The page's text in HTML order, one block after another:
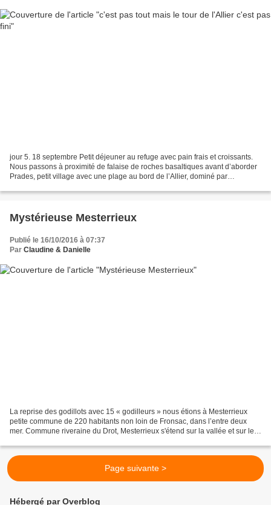
jour 5. 18 septembre Petit déjeuner au refuge avec pain frais et croissants.
Nous passons à proximité de falaise de roches basaltiques avant d’aborder
Prades, petit village avec une plage au bord de l’Allier, dominé par
Mystérieuse Mesterrieux
Publié le 16/10/2016 à 07:37
Par Claudine & Danielle
La reprise des godillots avec 15 « godilleurs » nous étions à Mesterrieux
petite commune de 220 habitants non loin de Fronsac, dans l’entre deux
mer. Commune riveraine du Drot, Mesterrieux s'étend sur la vallée et sur le
Page suivante >
Hébergé par Overblog